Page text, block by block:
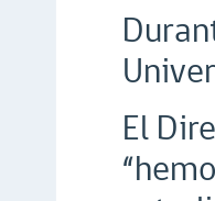
El